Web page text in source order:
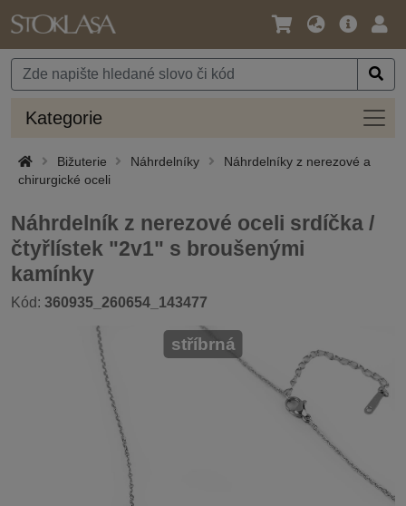
Jazyk
Měna
Hlavní
Kategorie
Bižuterie Náhrdelníky
Náhrdelníky z nerezové a
chirurgické oceli
Náhrdelník z nerezové oceli srdíčka /
čtyřlístek "2v1" s broušenými
kamínky
Kód: 360935_260654_143477
stříbrná